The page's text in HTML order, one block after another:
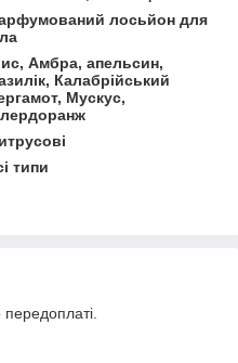
лосьйон для
Амбра, апельсин,
Калабрійський
Мускус,
типи
передоплаті.